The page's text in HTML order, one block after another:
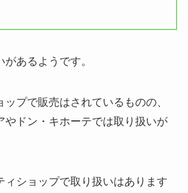
あるようです。
プで販売はされているものの、
やドン・キホーテでは取り扱いが
ィショップで取り扱いはあります